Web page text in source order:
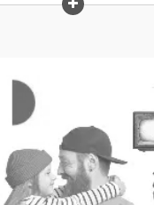
Pensez à donner vos biens!